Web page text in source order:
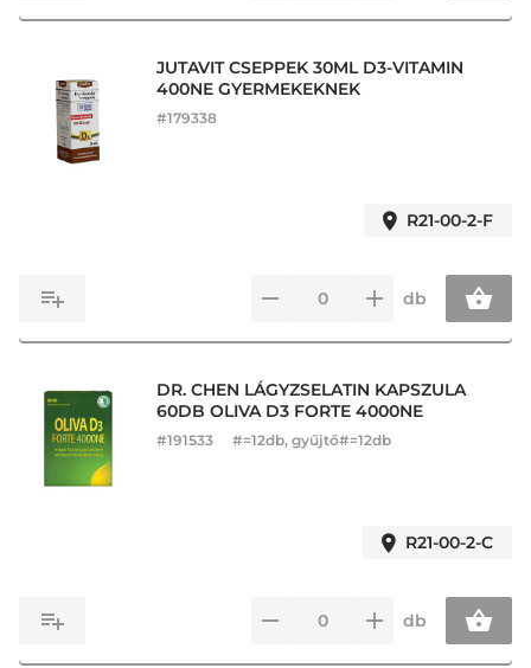
JUTAVIT CSEPPEK 30ML D3-VITAMIN
400NE GYERMEKEKNEK
#179338
R21-00-2-F
db
DR. CHEN LÁGYZSELATIN KAPSZULA
60DB OLIVA D3 FORTE 4000NE
#191533 #=12db, gyűjtő#=12db
R21-00-2-C
db